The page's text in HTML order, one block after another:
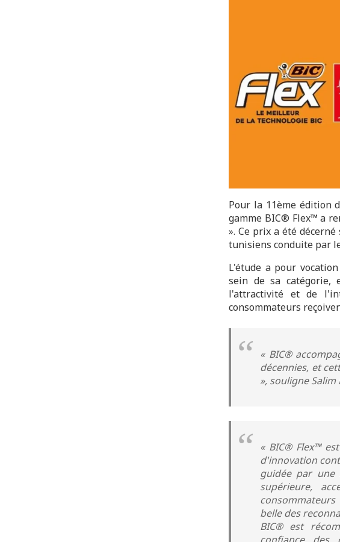
Pour la 11ème édition
gamme BIC® Flex™ a
». Ce prix a été
tunisiens conduite par
L'étude a pour
sein de sa catégorie,
l'attractivité et de
consommateurs
« BIC®
décennies, et
», souligne
« BIC® Flex™
d'innovation
guidée par
supérieure,
belle des
BIC® est
confiance des